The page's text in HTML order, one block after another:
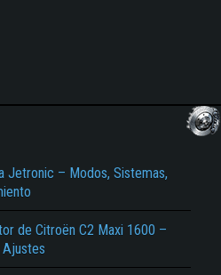
Jetronic – Modos, Sistemas,
de Citroën C2 Maxi 1600 –